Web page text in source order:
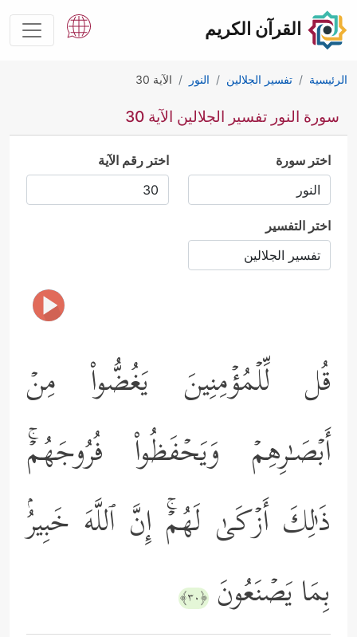
القرآن الكريم
الرئيسية تفسير الجلالين النور الآية 30
سورة النور تفسير الجلالين الآية 30
اختر سورة اختر رقم الآية
اختر التفسير
قُل لِّلۡمُؤۡمِنِینَ یَغُضُّواْ مِنۡ
أَبۡصَـٰرِهِمۡ وَیَحۡفَظُواْ فُرُوجَهُمۡۚ
ذَ ٰ⁠لِكَ أَزۡكَىٰ لَهُمۡۚ إِنَّ ٱللَّهَ خَبِیرُۢ
بِمَا یَصۡنَعُونَ ﴿٣٠﴾